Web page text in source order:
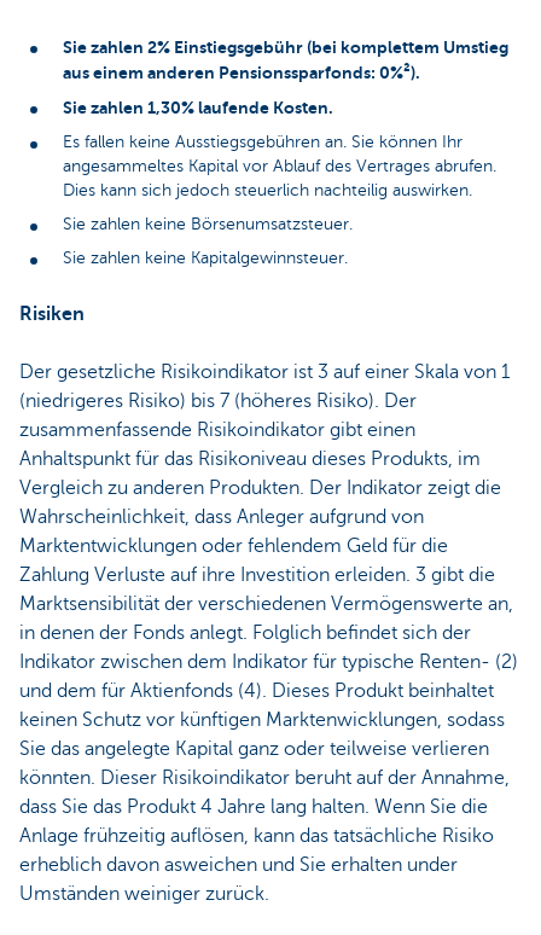
Sie zahlen 2% Einstiegsgebühr (bei komplettem Umstieg
aus einem anderen Pensionssparfonds: 0%²).
Sie zahlen 1,30% laufende Kosten.
Es fallen keine Ausstiegsgebühren an. Sie können Ihr
angesammeltes Kapital vor Ablauf des Vertrages abrufen.
Dies kann sich jedoch steuerlich nachteilig auswirken.
Sie zahlen keine Börsenumsatzsteuer.
Sie zahlen keine Kapitalgewinnsteuer.
Risiken
Der gesetzliche Risikoindikator ist 3 auf einer Skala von 1
(niedrigeres Risiko) bis 7 (höheres Risiko). Der
zusammenfassende Risikoindikator gibt einen
Anhaltspunkt für das Risikoniveau dieses Produkts, im
Vergleich zu anderen Produkten. Der Indikator zeigt die
Wahrscheinlichkeit, dass Anleger aufgrund von
Marktentwicklungen oder fehlendem Geld für die
Zahlung Verluste auf ihre Investition erleiden. 3 gibt die
Marktsensibilität der verschiedenen Vermögenswerte an,
in denen der Fonds anlegt. Folglich befindet sich der
Indikator zwischen dem Indikator für typische Renten- (2)
und dem für Aktienfonds (4). Dieses Produkt beinhaltet
keinen Schutz vor künftigen Marktenwicklungen, sodass
Sie das angelegte Kapital ganz oder teilweise verlieren
könnten. Dieser Risikoindikator beruht auf der Annahme,
dass Sie das Produkt 4 Jahre lang halten. Wenn Sie die
Anlage frühzeitig auflösen, kann das tatsächliche Risiko
erheblich davon asweichen und Sie erhalten under
Umständen weiniger zurück.